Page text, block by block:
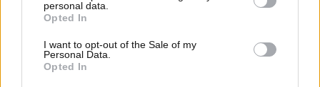
personal data.
Opted In
I want to opt-out of the Sale of my
Personal Data.
Opted In
Visualizza questo post su Instagram